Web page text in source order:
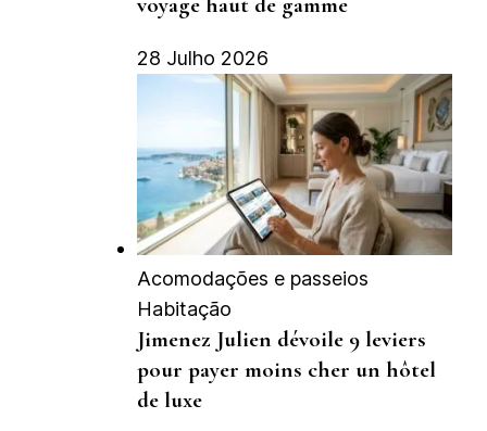
28 Julho 2026
Acomodações e passeios
Habitação
Jimenez Julien dévoile 9 leviers
pour payer moins cher un hôtel
de luxe